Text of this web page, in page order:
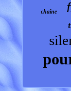
chaîne